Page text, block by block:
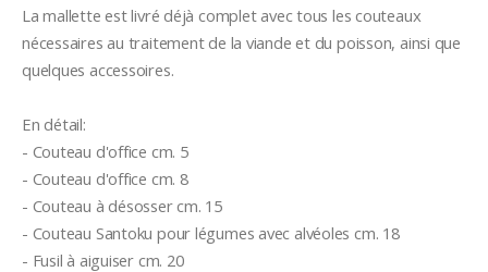
La mallette est livré déjà complet avec tous les couteaux
nécessaires au traitement de la viande et du poisson, ainsi que
quelques accessoires.
En détail:
- Couteau d'office cm. 5
- Couteau d'office cm. 8
- Couteau à désosser cm. 15
- Couteau Santoku pour légumes avec alvéoles cm. 18
- Fusil à aiguiser cm. 20